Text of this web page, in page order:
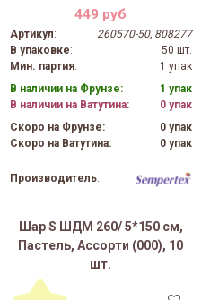
449 руб
Артикул:
260570-50, 808277
В упаковке:
50 шт.
Мин. партия:
1 упак
В наличии на Фрунзе:
1 упак
В наличии на Ватутина:
0 упак
Скоро на Фрунзе:
0 упак
Скоро на Ватутина:
0 упак
Производитель:
Шар S ШДМ 260/ 5*150 см,
Пастель, Ассорти (000), 10
шт.